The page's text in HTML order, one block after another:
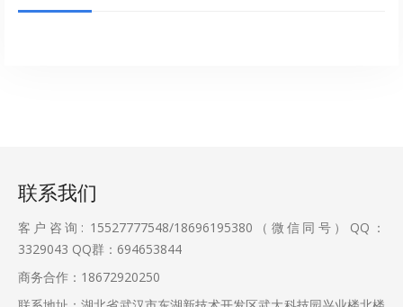
联系我们
客户咨询: 15527777548/18696195380（微信同号）QQ：
3329043 QQ群：694653844
商务合作：18672920250